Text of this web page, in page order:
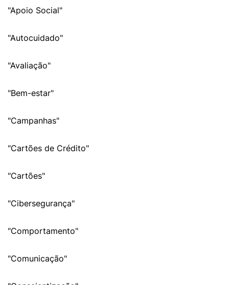
"Apoio Social"
"Autocuidado"
"Avaliação"
"Bem-estar"
"Campanhas"
"Cartões de Crédito"
"Cartões"
"Cibersegurança"
"Comportamento"
"Comunicação"